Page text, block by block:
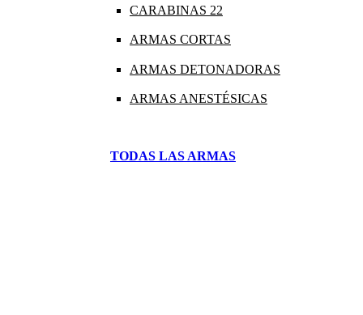
CARABINAS 22
ARMAS CORTAS
ARMAS DETONADORAS
ARMAS ANESTÉSICAS
TODAS LAS ARMAS